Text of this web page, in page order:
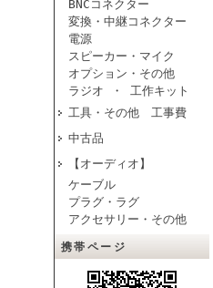
BNCコネクター
変換・中継コネクター
電源
スピーカー・マイク
オプション・その他
ラジオ ・ 工作キット
工具・その他 工事費
中古品
【オーディオ】
ケーブル
プラグ・ラグ
アクセサリー・その他
携帯ページ